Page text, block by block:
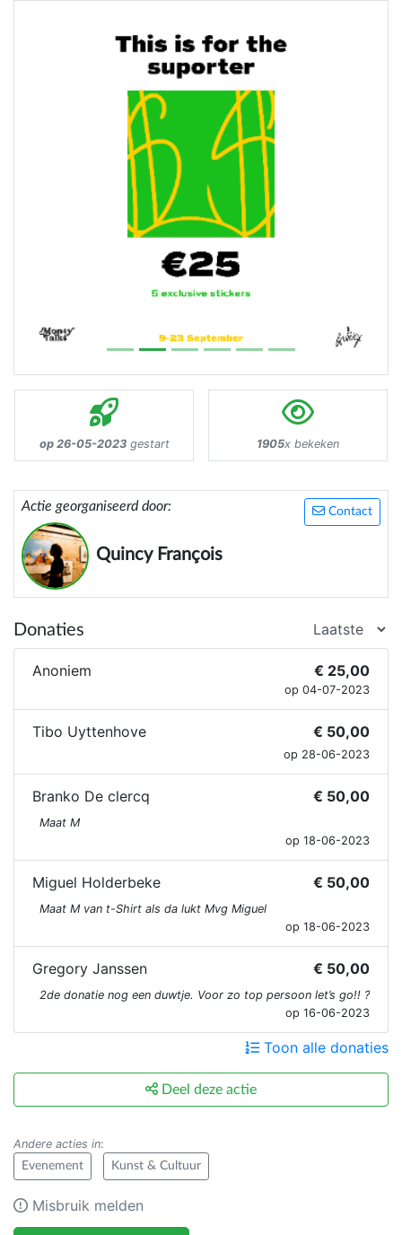
op 26-05-2023gestart 1905x bekeken
Contact
Actie georganiseerd door:
Quincy François
Donaties
Anoniem € 25,00
op 04-07-2023
Tibo Uyttenhove € 50,00
op 28-06-2023
Branko De clercq € 50,00
Maat M
op 18-06-2023
Miguel Holderbeke € 50,00
Maat M van t-Shirt als da lukt Mvg Miguel
op 18-06-2023
Gregory Janssen € 50,00
2de donatie nog een duwtje. Voor zo top persoon let’s go!! ?
op 16-06-2023
Toon alle donaties
Deel deze actie
Andere acties in:
Evenement Kunst & Cultuur
Misbruik melden